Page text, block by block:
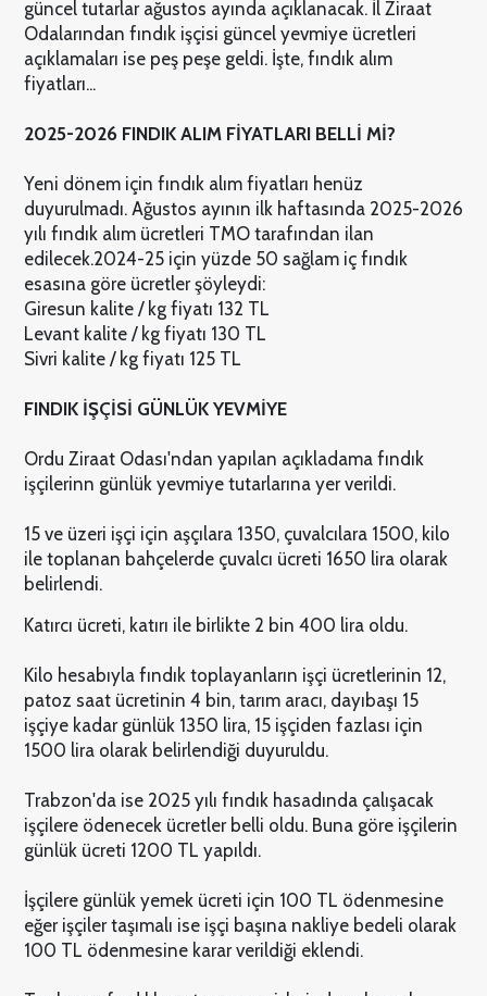
güncel tutarlar ağustos ayında açıklanacak. İl Ziraat
Odalarından fındık işçisi güncel yevmiye ücretleri
açıklamaları ise peş peşe geldi. İşte, fındık alım
fiyatları...
2025-2026 FINDIK ALIM FİYATLARI BELLİ Mİ?
Yeni dönem için fındık alım fiyatları henüz
duyurulmadı. Ağustos ayının ilk haftasında 2025-2026
yılı fındık alım ücretleri TMO tarafından ilan
edilecek.2024-25 için yüzde 50 sağlam iç fındık
esasına göre ücretler şöyleydi:
Giresun kalite / kg fiyatı 132 TL
Levant kalite / kg fiyatı 130 TL
Sivri kalite / kg fiyatı 125 TL
FINDIK İŞÇİSİ GÜNLÜK YEVMİYE
Ordu Ziraat Odası'ndan yapılan açıkladama fındık
işçilerinn günlük yevmiye tutarlarına yer verildi.
15 ve üzeri işçi için aşçılara 1350, çuvalcılara 1500, kilo
ile toplanan bahçelerde çuvalcı ücreti 1650 lira olarak
belirlendi.
Katırcı ücreti, katırı ile birlikte 2 bin 400 lira oldu.
Kilo hesabıyla fındık toplayanların işçi ücretlerinin 12,
patoz saat ücretinin 4 bin, tarım aracı, dayıbaşı 15
işçiye kadar günlük 1350 lira, 15 işçiden fazlası için
1500 lira olarak belirlendiği duyuruldu.
Trabzon'da ise 2025 yılı fındık hasadında çalışacak
işçilere ödenecek ücretler belli oldu. Buna göre işçilerin
günlük ücreti 1200 TL yapıldı.
İşçilere günlük yemek ücreti için 100 TL ödenmesine
eğer işçiler taşımalı ise işçi başına nakliye bedeli olarak
100 TL ödenmesine karar verildiği eklendi.